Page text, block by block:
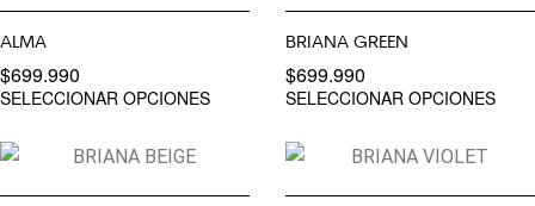
ALMA
$699.990
SELECCIONAR OPCIONES
BRIANA GREEN
$699.990
SELECCIONAR OPCIONES